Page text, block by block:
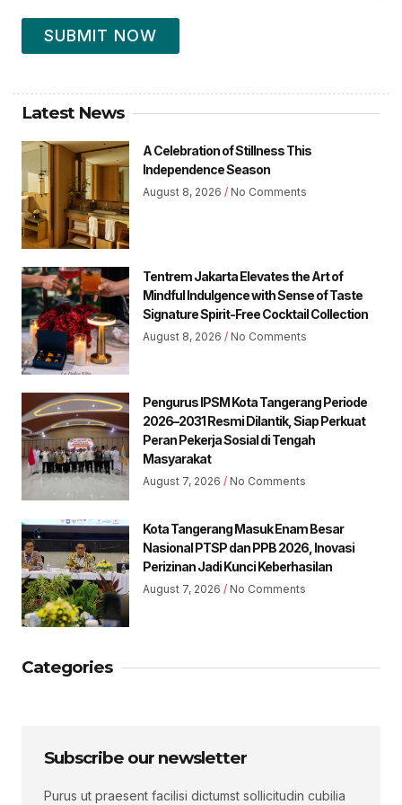
SUBMIT NOW
Latest News
A Celebration of Stillness This
Independence Season
August 8, 2026 No Comments
Tentrem Jakarta Elevates the Art of
Mindful Indulgence with Sense of Taste
Signature Spirit-Free Cocktail Collection
August 8, 2026 No Comments
Pengurus IPSM Kota Tangerang Periode
2026–2031 Resmi Dilantik, Siap Perkuat
Peran Pekerja Sosial di Tengah
Masyarakat
August 7, 2026 No Comments
Kota Tangerang Masuk Enam Besar
Nasional PTSP dan PPB 2026, Inovasi
Perizinan Jadi Kunci Keberhasilan
August 7, 2026 No Comments
Categories
Subscribe our newsletter
Purus ut praesent facilisi dictumst sollicitudin cubilia